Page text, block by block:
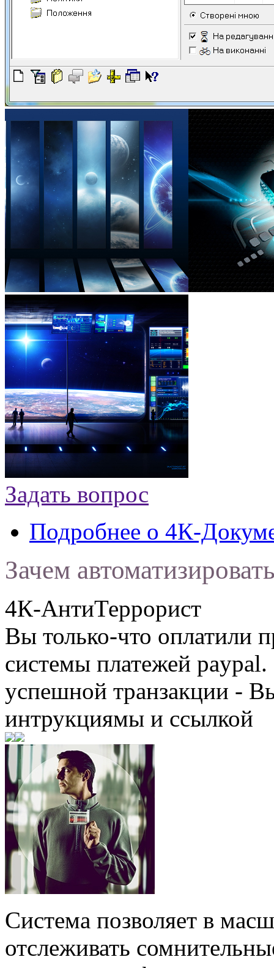
Задать вопрос
Подробнее о 4К-
Зачем
4К-АнтиТеррорист
Вы только-что
системы платежей
успешной транзакции -
интрукциямы и ссылкой
Система позволяет в
отслеживать